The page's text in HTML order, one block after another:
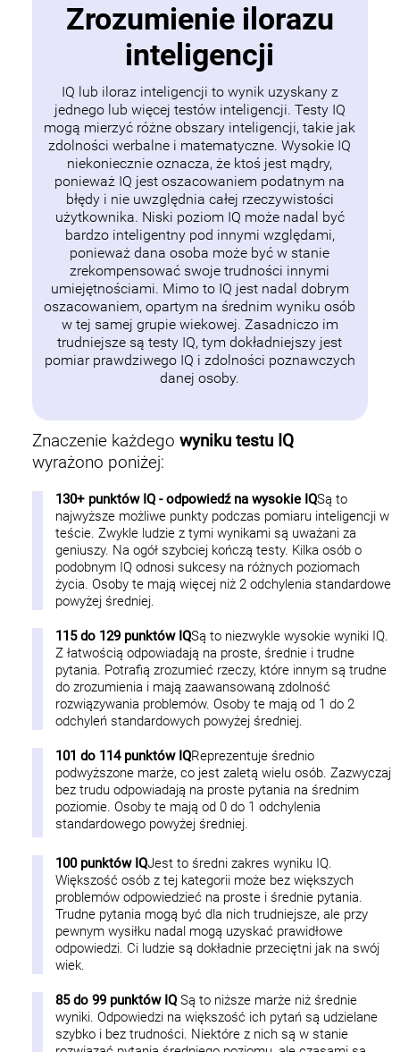
Zrozumienie ilorazu
inteligencji
IQ lub iloraz inteligencji to wynik uzyskany z
jednego lub więcej testów inteligencji. Testy IQ
mogą mierzyć różne obszary inteligencji, takie jak
zdolności werbalne i matematyczne. Wysokie IQ
niekoniecznie oznacza, że ktoś jest mądry,
ponieważ IQ jest oszacowaniem podatnym na
błędy i nie uwzględnia całej rzeczywistości
użytkownika. Niski poziom IQ może nadal być
bardzo inteligentny pod innymi względami,
ponieważ dana osoba może być w stanie
zrekompensować swoje trudności innymi
umiejętnościami. Mimo to IQ jest nadal dobrym
oszacowaniem, opartym na średnim wyniku osób
w tej samej grupie wiekowej. Zasadniczo im
trudniejsze są testy IQ, tym dokładniejszy jest
pomiar prawdziwego IQ i zdolności poznawczych
danej osoby.
Znaczenie każdego wyniku testu IQ
wyrażono poniżej:
130+ punktów IQ - odpowiedź na wysokie IQSą to
najwyższe możliwe punkty podczas pomiaru inteligencji w
teście. Zwykle ludzie z tymi wynikami są uważani za
geniuszy. Na ogół szybciej kończą testy. Kilka osób o
podobnym IQ odnosi sukcesy na różnych poziomach
życia. Osoby te mają więcej niż 2 odchylenia standardowe
powyżej średniej.
115 do 129 punktów IQSą to niezwykle wysokie wyniki IQ.
Z łatwością odpowiadają na proste, średnie i trudne
pytania. Potrafią zrozumieć rzeczy, które innym są trudne
do zrozumienia i mają zaawansowaną zdolność
rozwiązywania problemów. Osoby te mają od 1 do 2
odchyleń standardowych powyżej średniej.
101 do 114 punktów IQReprezentuje średnio
podwyższone marże, co jest zaletą wielu osób. Zazwyczaj
bez trudu odpowiadają na proste pytania na średnim
poziomie. Osoby te mają od 0 do 1 odchylenia
standardowego powyżej średniej.
100 punktów IQJest to średni zakres wyniku IQ.
Większość osób z tej kategorii może bez większych
problemów odpowiedzieć na proste i średnie pytania.
Trudne pytania mogą być dla nich trudniejsze, ale przy
pewnym wysiłku nadal mogą uzyskać prawidłowe
odpowiedzi. Ci ludzie są dokładnie przeciętni jak na swój
wiek.
85 do 99 punktów IQSą to niższe marże niż średnie
wyniki. Odpowiedzi na większość ich pytań są udzielane
szybko i bez trudności. Niektóre z nich są w stanie